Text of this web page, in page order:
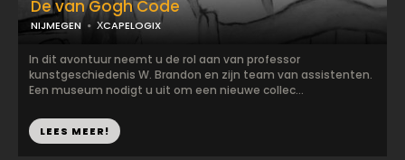
De van Gogh Code
NIJMEGEN ХCAPELOGIX
In dit avontuur neemt u de rol aan van professor
kunstgeschiedenis W. Brandon en zijn team van assistenten.
Een museum nodigt u uit om een nieuwe collec...
LEES MEER!